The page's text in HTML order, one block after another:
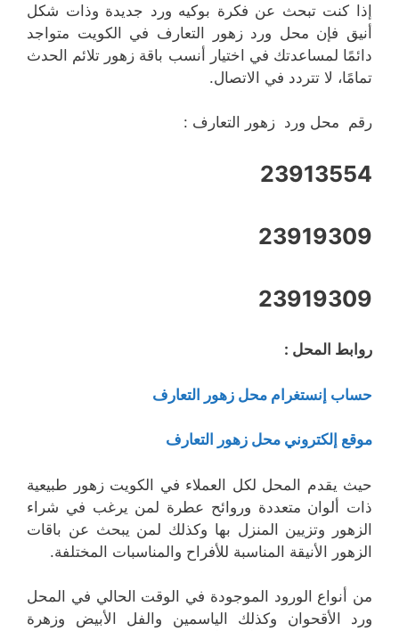
إذا كنت تبحث عن فكرة بوكيه ورد جديدة وذات شكل
أنيق فإن محل ورد زهور التعارف في الكويت متواجد
دائمًا لمساعدتك في اختيار أنسب باقة زهور تلائم الحدث
تمامًا، لا تتردد في الاتصال.
رقم محل ورد زهور التعارف :
23913554
23919309
23919309
روابط المحل :
حساب إنستغرام محل زهور التعارف
موقع إلكتروني محل زهور التعارف
حيث يقدم المحل لكل العملاء في الكويت زهور طبيعية
ذات ألوان متعددة وروائح عطرة لمن يرغب في شراء
الزهور وتزيين المنزل بها وكذلك لمن يبحث عن باقات
الزهور الأنيقة المناسبة للأفراح والمناسبات المختلفة.
من أنواع الورود الموجودة في الوقت الحالي في المحل
ورد الأقحوان وكذلك الياسمين والفل الأبيض وزهرة